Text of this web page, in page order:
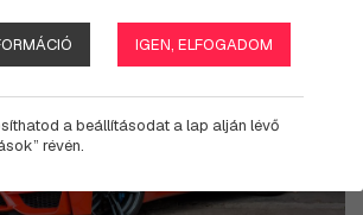
IGEN, ELFOGADOM
a beállításodat a lap alján lévő
révén.